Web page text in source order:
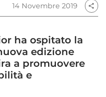
14 Novembre 2019 share
ha ospitato la
edizione
a promuovere
e